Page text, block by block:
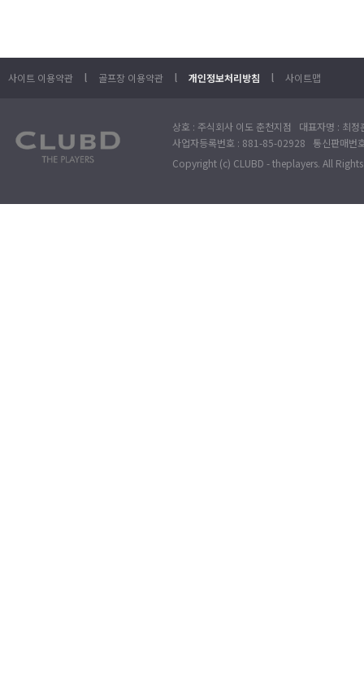
사이트 이용약관 l 골프장 이용약관 l 개인정보처리방침 l 사이트맵
상호 : 주식회사 이도 춘천지점 대표자명 : 최
사업자등록번호 : 881-85-02928 통신판매번
Copyright (c) CLUBD - theplayers. All